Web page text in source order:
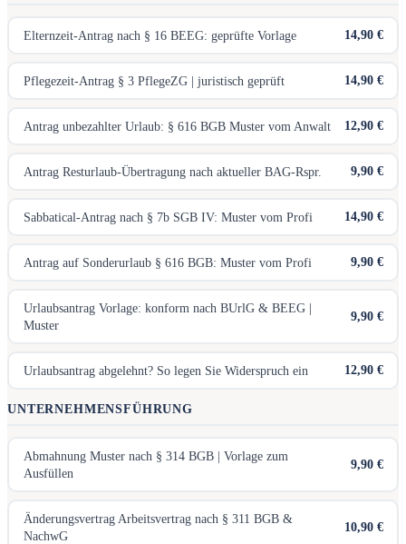
Elternzeit-Antrag nach § 16 BEEG: geprüfte Vorlage 14,90 €
Pflegezeit-Antrag § 3 PflegeZG | juristisch geprüft 14,90 €
Antrag unbezahlter Urlaub: § 616 BGB Muster vom Anwalt 12,90 €
Antrag Resturlaub-Übertragung nach aktueller BAG-Rspr. 9,90 €
Sabbatical-Antrag nach § 7b SGB IV: Muster vom Profi 14,90 €
Antrag auf Sonderurlaub § 616 BGB: Muster vom Profi 9,90 €
Urlaubsantrag Vorlage: konform nach BUrlG & BEEG |
Muster
9,90 €
Urlaubsantrag abgelehnt? So legen Sie Widerspruch ein 12,90 €
UNTERNEHMENSFÜHRUNG
Abmahnung Muster nach § 314 BGB | Vorlage zum
Ausfüllen
9,90 €
Änderungsvertrag Arbeitsvertrag nach § 311 BGB &
NachwG
10,90 €